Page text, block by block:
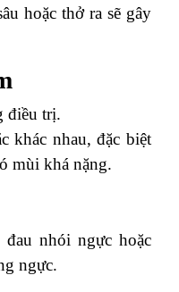
hoặc thở ra sẽ gây
điều trị.
khác nhau, đặc biệt
mùi khá nặng.
nhói ngực hoặc
ngực.